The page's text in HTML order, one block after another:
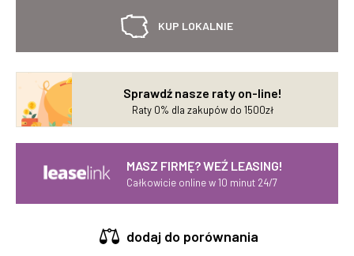
KUP LOKALNIE
Sprawdź nasze raty on-line!
Raty 0% dla zakupów do 1500zł
MASZ FIRMĘ? WEŹ LEASING!
Całkowicie online w 10 minut 24/7
dodaj do porównania